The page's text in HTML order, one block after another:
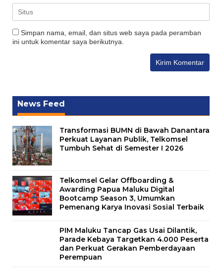
Simpan nama, email, dan situs web saya pada peramban
ini untuk komentar saya berikutnya.
News Feed
Transformasi BUMN di Bawah Danantara
Perkuat Layanan Publik, Telkomsel
Tumbuh Sehat di Semester I 2026
Telkomsel Gelar Offboarding &
Awarding Papua Maluku Digital
Bootcamp Season 3, Umumkan
Pemenang Karya Inovasi Sosial Terbaik
PIM Maluku Tancap Gas Usai Dilantik,
Parade Kebaya Targetkan 4.000 Peserta
dan Perkuat Gerakan Pemberdayaan
Perempuan